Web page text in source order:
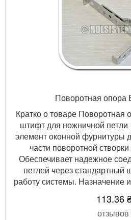
Поворотная опора
Кратко о товаре Поворотная
штифт для ножничной
элемент оконной фурнитуры
части поворотной
Обеспечивает надежное
петлей через стандартный
работу системы. Назначение
113.36
отзывов